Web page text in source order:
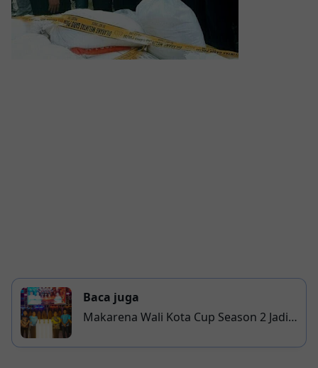
Baca juga
Makarena Wali Kota Cup Season 2 Jadi